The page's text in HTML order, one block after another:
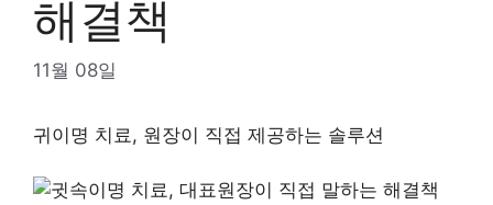
해결책
11월 08일
귀이명 치료, 원장이 직접 제공하는 솔루션